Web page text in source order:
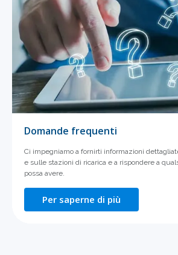
Domande frequenti
Ci impegniamo a fornirti informazioni
e sulle stazioni di ricarica e a rispondere a
possa avere.
Per saperne di più